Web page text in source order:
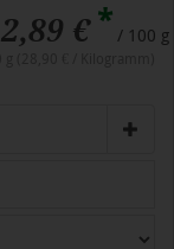
2,89 €* / 100 g